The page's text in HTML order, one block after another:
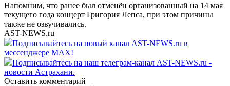
Напомним, что ранее был отменён организованный на 14 мая
текущего года концерт Григория Лепса, при этом причины
также не озвучивались.
AST-NEWS.ru
Подписывайтесь на новый канал AST-NEWS.ru в
мессенджере MAX!
Подписывайтесь на наш телеграм-канал AST-NEWS.ru -
новости Астрахани.
Оставить комментарий